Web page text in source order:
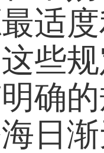
适
些
确
日